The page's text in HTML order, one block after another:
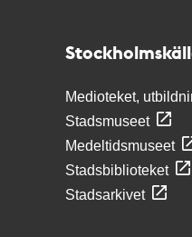
Medioteket,
Stadsmuseet
Medeltidsmuseet
Stadsbiblioteket
Stadsarkivet